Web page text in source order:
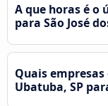
A que horas é o
para São José
Quais
Ubatuba, SP